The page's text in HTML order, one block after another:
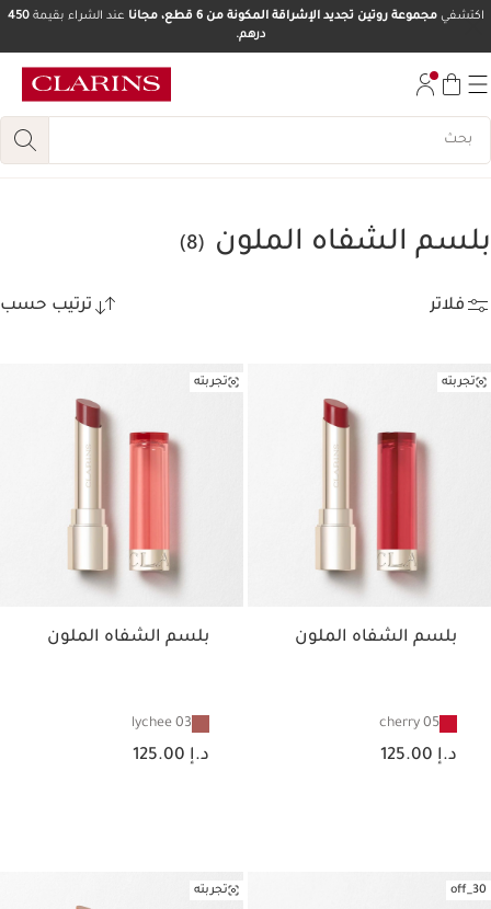
انتقل إلى أسفل الصفحة
اكتشفيمجموعة روتين تجديد الإشراقة المكونة من 6 قطع، مجانا عند الشراء بقيمة450
درهم.
بلسم الشفاه الملون (8)
فلاتر ترتيب حسب
تجربته
بلسم الشفاه الملون
05 cherry
السعر الحالي هو د.إ 125.00
د.إ 125.00
تجربته
بلسم الشفاه الملون
03 lychee
السعر الحالي هو د.إ 125.00
د.إ 125.00
30_off تجربته